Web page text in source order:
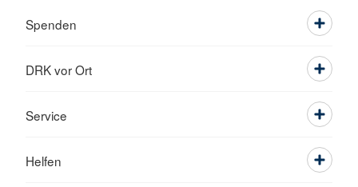
Spenden
DRK vor Ort
Service
Helfen